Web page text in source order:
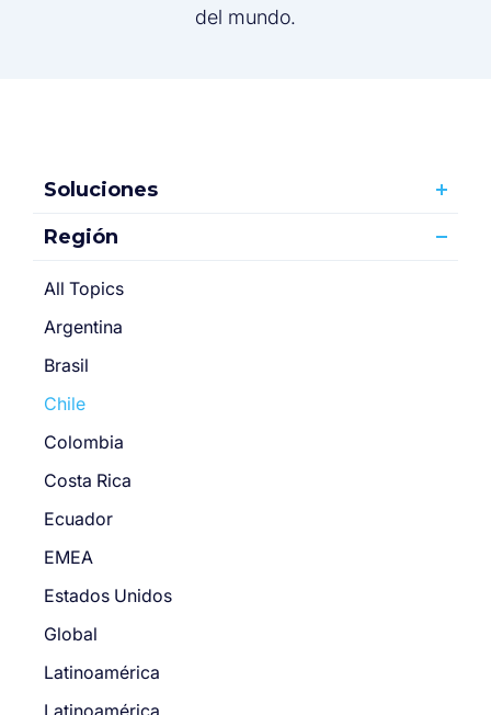
del mundo.
Soluciones
Región
All Topics
Argentina
Brasil
Chile
Colombia
Costa Rica
Ecuador
EMEA
Estados Unidos
Global
Latinoamérica
Latinoamérica